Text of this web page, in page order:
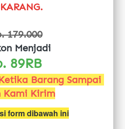
179.000
Menjadi
89RB
Barang Sampai
Kami Kirim
form dibawah ini